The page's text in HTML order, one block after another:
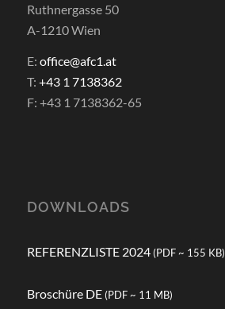
Ruthnergasse 50
A-1210 Wien
E: office@afc1.at
T: +43 1 7138362
F: +43 1 7138362-65
DOWNLOADS
REFERENZLISTE 2024 (PDF ~ 155 KB)
Broschüre DE (PDF ~ 11 MB)